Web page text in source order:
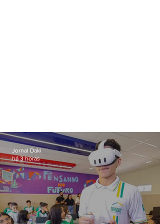
Jornal Daki
há 3 horas